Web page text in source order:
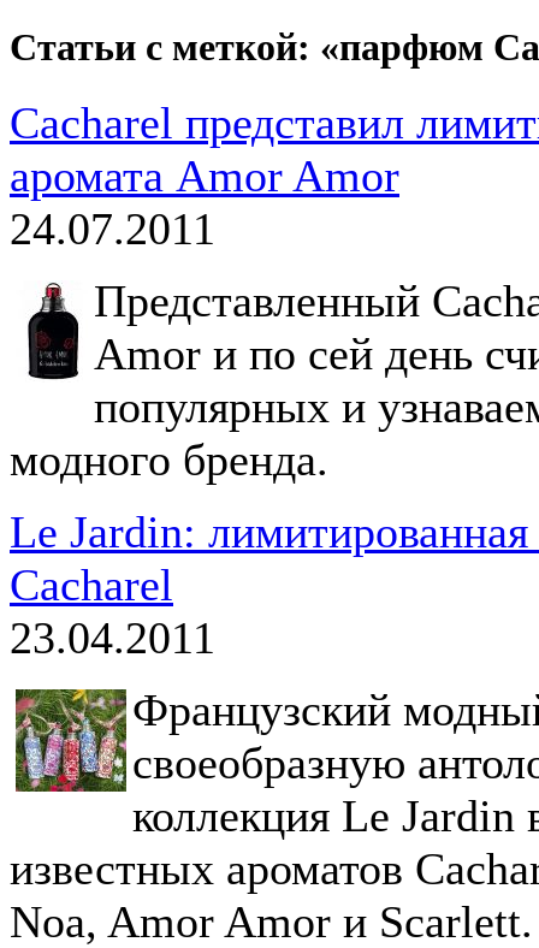
Статьи с меткой: «парфюм
Cacharel представил
аромата Amor Amor
24.07.2011
Представленный
Amor и по сей день
популярных и
модного бренда.
Le Jardin:
Cacharel
23.04.2011
Французский
своеобразную
коллекция Le
известных ароматов
Noa, Amor Amor и Scarlett.